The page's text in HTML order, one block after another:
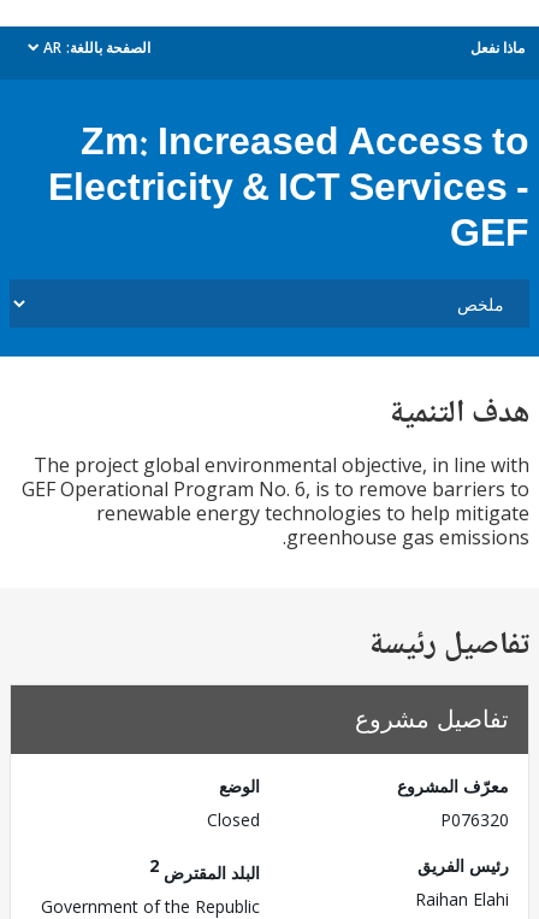
الصفحة باللغة: AR
dropdown
Zm: Increased
Electricity & ICT
The project global environmental objective, in
GEF Operational Program No. 6, is to remove
renewable energy technologies to help
greenhouse gas
رئيسة
مشروع
المشروع
الفريق
Raihan
البلد المقترض
Government of the Republic